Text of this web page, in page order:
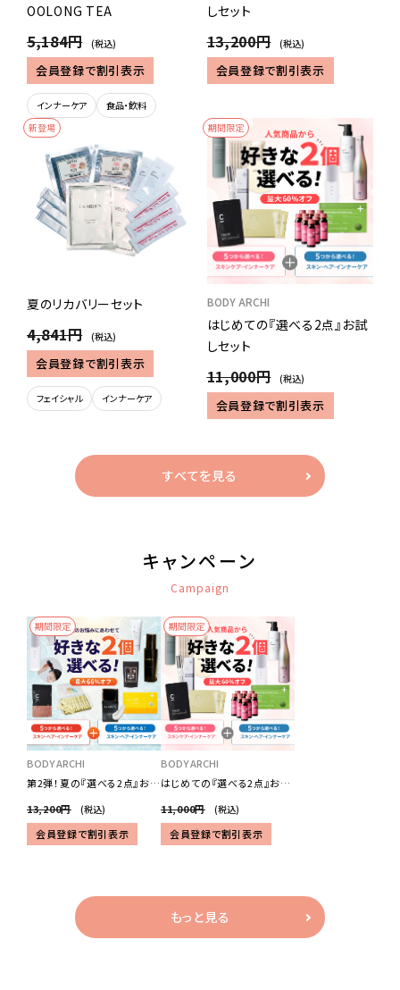
OOLONG TEA
5,184円 (税込)
会員登録で割引表示
インナーケア 食品・飲料
しセット
13,200円 (税込)
会員登録で割引表示
新登場
夏のリカバリーセット
4,841円 (税込)
会員登録で割引表示
フェイシャル インナーケア
期間限定
BODY ARCHI
はじめての『選べる2点』お試
しセット
11,000円 (税込)
会員登録で割引表示
すべてを見る
キャンペーン
Campaign
期間限定
BODY ARCHI
第2弾！夏の『選べる2点』お試
13,200円 (税込)
会員登録で割引表示
期間限定
BODY ARCHI
はじめての『選べる2点』お試
11,000円 (税込)
会員登録で割引表示
もっと見る